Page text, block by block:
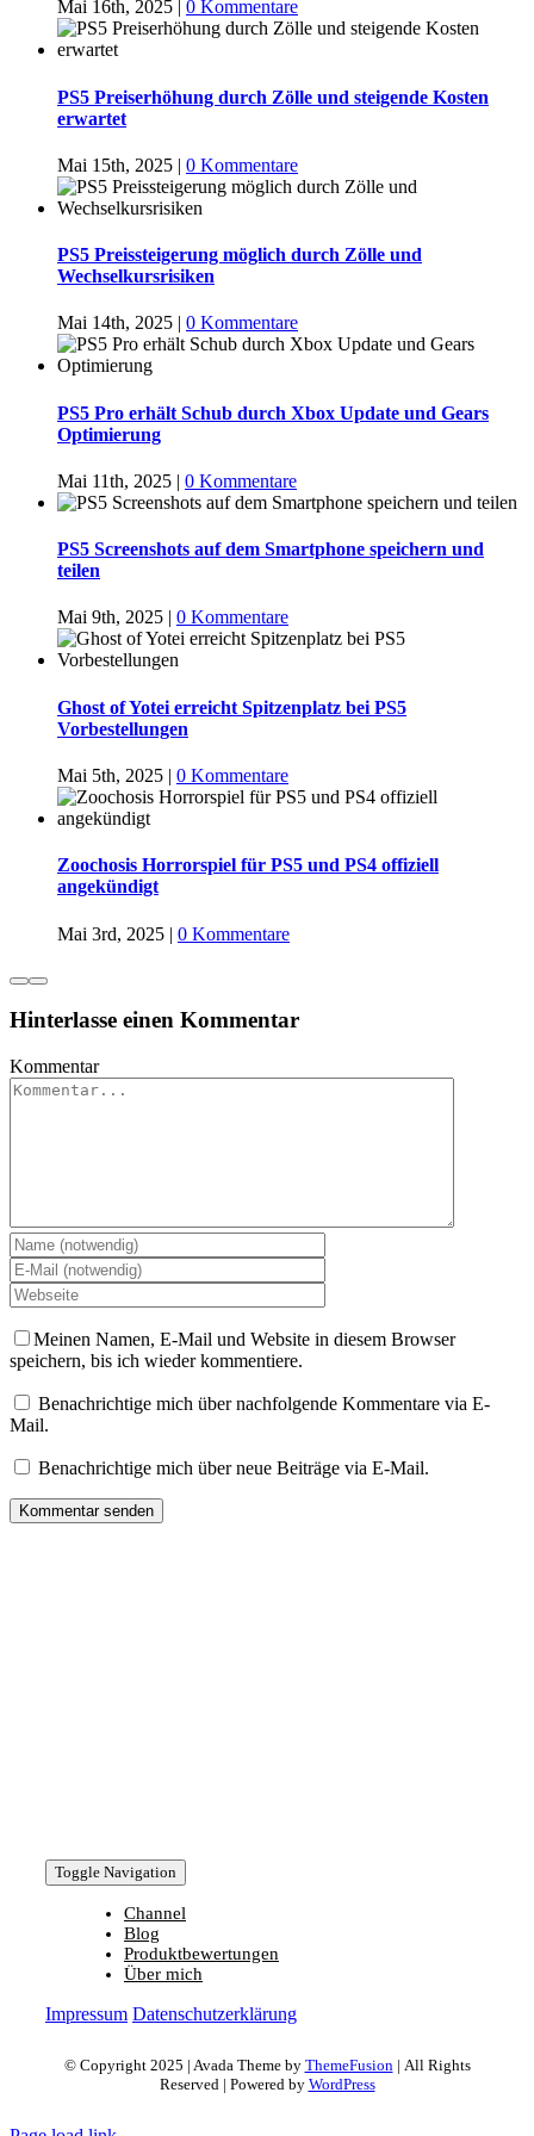
Mai 16th, 2025 0 Kommentare
PS5 Preiserhöhung durch Zölle und steigende Kosten
erwartet
Mai 15th, 2025 | 0 Kommentare
PS5 Preissteigerung möglich durch Zölle und
Wechselkursrisiken
Mai 14th, 2025 | 0 Kommentare
PS5 Pro erhält Schub durch Xbox Update und Gears
Optimierung
Mai 11th, 2025 | 0 Kommentare
PS5 Screenshots auf dem Smartphone speichern und
teilen
Mai 9th, 2025 0 Kommentare
Ghost of Yotei erreicht Spitzenplatz bei PS5
Vorbestellungen
Mai 5th, 2025 | 0 Kommentare
Zoochosis Horrorspiel für PS5 und PS4 offiziell
angekündigt
Mai 3rd, 2025 | 0 Kommentare
Hinterlasse einen Kommentar
Kommentar
Meinen Namen, E-Mail und Website in diesem Browser
speichern, bis ich wieder kommentiere.
Benachrichtige mich über nachfolgende Kommentare via E-
Mail.
Benachrichtige mich über neue Beiträge via E-Mail.
Toggle Navigation
Channel
Blog
Produktbewertungen
Über mich
Impressum Datenschutzerklärung
© Copyright 2025 | Avada Theme by ThemeFusion | All Rights
Reserved | Powered by WordPress